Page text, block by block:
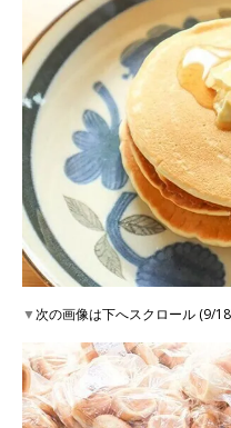
▼次の画像は下へスクロール (9/